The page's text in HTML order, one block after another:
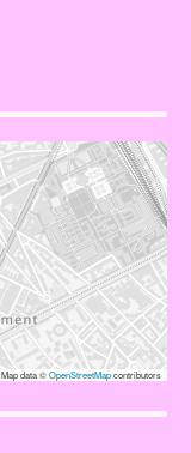
Map data ©OpenStreetMapcontributors